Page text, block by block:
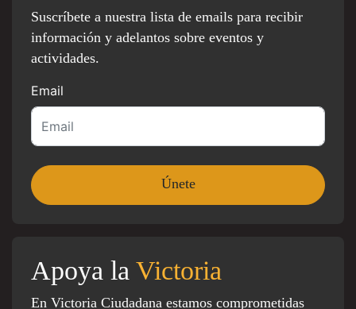
Suscríbete a nuestra lista de emails para recibir
información y adelantos sobre eventos y
actividades.
Email
Apoya la Victoria
En Victoria Ciudadana estamos comprometidas